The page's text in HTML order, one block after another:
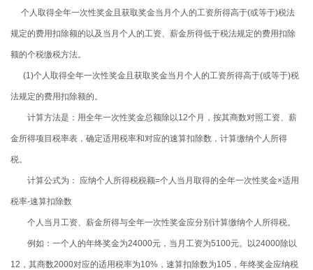
个人取得全年一次性奖金且获取奖金当月个人的工资所得高于(或等于)税法
规定的费用扣除额的以及当月个人的工资、薪金所得低于税法规定的费用扣除
额的个税缴税方法。
(1)个人取得全年一次性奖金且获取奖金当月个人的工资所得高于(或等于)税
法规定的费用扣除额的。
计算方法是：用全年一次性奖金总额除以 12个月，按其商数对照工资、薪
金所得项目税率表，确定适用税率和对应的速算扣除数，计算缴纳个人所得
税。
计算公式为： 应纳个人所得税税额=个人当月取得的全年一次性奖金×适用
税率-速算扣除数
个人当月工资、薪金所得与全年一次性奖金应分别计算缴纳个人所得税。
例如：一个人的年终奖金为24000元，当月工资为5100元。以24000除以
12 ，其商数2000对应的适用税率为10% ，速算扣除数为105 ，年终奖金应纳税